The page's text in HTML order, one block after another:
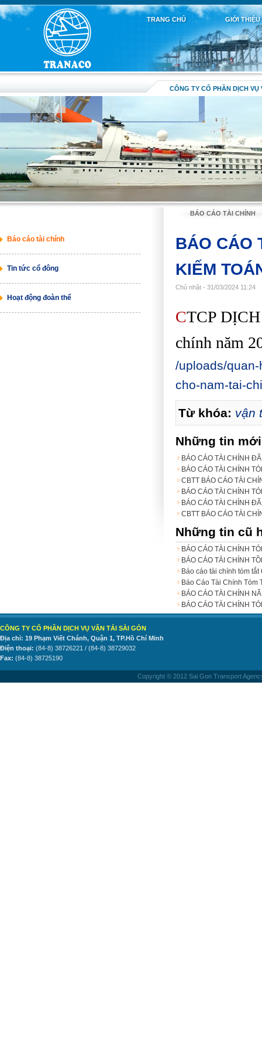
GIỚI THIỆU
TRANG CHỦ
CÔNG TY CỔ PHẦN DỊCH VỤ
Báo cáo tài chính
Tin tức cổ đông
Hoạt động đoàn thể
BÁO CÁO TÀI CHÍNH
BÁO CÁO
KIẾM
Chủ nhật - 31/03/2024 11:24
CTCP D
chính năm
/uploads/
cho-nam-tai-
Từ khóa: vận
Những tin
BÁO CÁO TÀI CHÍNH
BÁO CÁO TÀI CHÍNH
CBTT BÁO CÁO TÀI
BÁO CÁO TÀI CHÍNH
BÁO CÁO TÀI CHÍNH
CBTT BÁO CÁO TÀI
Những tin cũ
BÁO CÁO TÀI CHÍNH
BÁO CÁO TÀI CHÍNH
Báo cáo tài chính tóm
Báo Cáo Tài Chính Tóm
BÁO CÁO TÀI CHÍNH
BÁO CÁO TÀI CHÍNH
CÔNG TY CỔ PHẦN DỊCH VỤ VẬN TẢI SÀI GÒN
Địa chỉ: 19 Phạm Viết Chánh, Quận 1, TP.Hồ Chí Minh
Điện thoại: (84-8) 38726221 / (84-8) 38729032
Fax: (84-8) 38725190
Copyright © 2012 Sai Gon Transport